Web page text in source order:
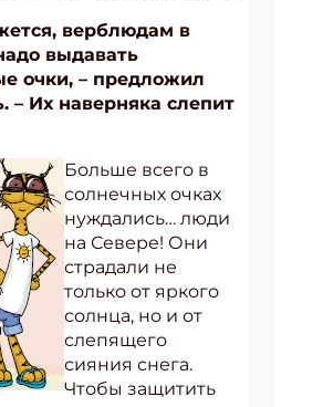
верблюдам в
выдавать
очки, – предложил
– Их наверняка слепит
Больше всего в
солнечных очках
нуждались… люди
на Севере! Они
страдали не
только от яркого
солнца, но и от
слепящего
сияния снега.
Чтобы защитить